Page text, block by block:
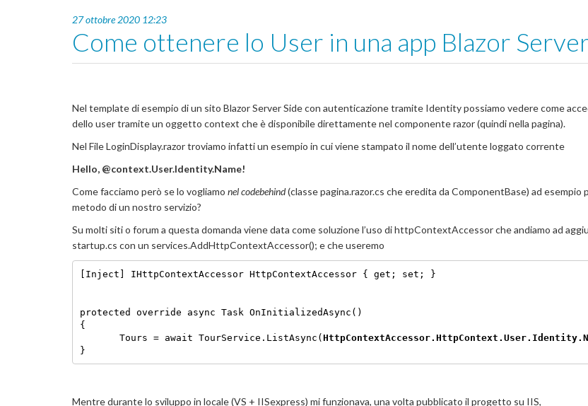
27 ottobre 2020 12:23
Come ottenere lo User in una app Blazor
Nel template di esempio di un sito Blazor Server Side con autenticazione tramite Identity possiamo vedere come
dello user tramite un oggetto context che è disponibile direttamente nel componente razor (quindi nella pagina).
Nel File LoginDisplay.razor troviamo infatti un esempio in cui viene stampato il nome dell’utente loggato corrente
Hello, @context.User.Identity.Name!
Come facciamo però se lo vogliamo nel codebehind(classe pagina.razor.cs che eredita da ComponentBase) ad esempio
metodo di un nostro servizio?
Su molti siti o forum a questa domanda viene data come soluzione l’uso di httpContextAccessor che andiamo ad
startup.cs con un services.AddHttpContextAccessor(); e che useremo
[Inject] IHttpContextAccessor HttpContextAccessor { get; set; }
protected override async Task OnInitializedAsync()
{
Tours = await TourService.ListAsync(
Mentre durante lo sviluppo in locale (VS + IISexpress) mi funzionava, una volta pubblicato il progetto su IIS,